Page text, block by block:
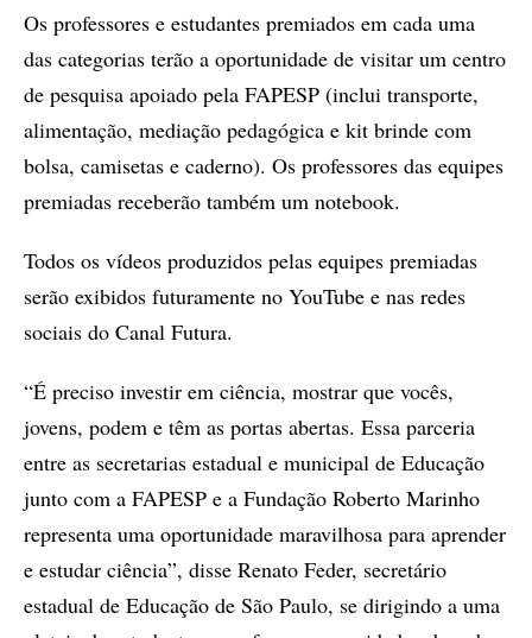
Os professores e estudantes premiados em cada uma
das categorias terão a oportunidade de visitar um centro
de pesquisa apoiado pela FAPESP (inclui transporte,
alimentação, mediação pedagógica e kit brinde com
bolsa, camisetas e caderno). Os professores das equipes
premiadas receberão também um notebook.
Todos os vídeos produzidos pelas equipes premiadas
serão exibidos futuramente no YouTube e nas redes
sociais do Canal Futura.
“É preciso investir em ciência, mostrar que vocês,
jovens, podem e têm as portas abertas. Essa parceria
entre as secretarias estadual e municipal de Educação
junto com a FAPESP e a Fundação Roberto Marinho
representa uma oportunidade maravilhosa para aprender
e estudar ciência”, disse Renato Feder, secretário
estadual de Educação de São Paulo, se dirigindo a uma